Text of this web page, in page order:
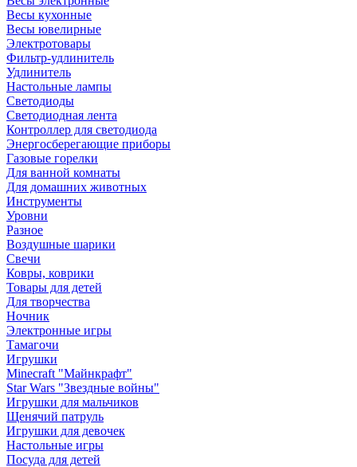
Весы кухонные
Весы ювелирные
Электротовары
Фильтр-удлинитель
Удлинитель
Настольные лампы
Светодиоды
Светодиодная лента
Контроллер для светодиода
Энергосберегающие приборы
Газовые горелки
Для ванной комнаты
Для домашних животных
Инструменты
Уровни
Разное
Воздушные шарики
Свечи
Ковры, коврики
Товары для детей
Для творчества
Ночник
Электронные игры
Тамагочи
Игрушки
Minecraft "Майнкрафт"
Star Wars "Звездные войны"
Игрушки для мальчиков
Щенячий патруль
Игрушки для девочек
Настольные игры
Посуда для детей